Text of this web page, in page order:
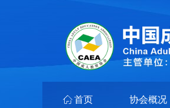
ꀇ 首页 协会概况